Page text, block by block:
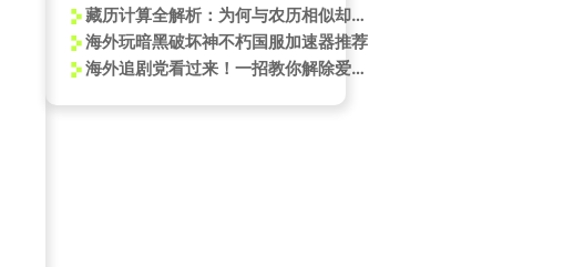
藏历计算全解析：为何与农历相似却不同？看完秒懂千年历法奥秘
海外玩暗黑破坏神不朽国服加速器推荐
海外追剧党看过来！一招教你解除爱奇艺地区限制，不错过尖叫之夜